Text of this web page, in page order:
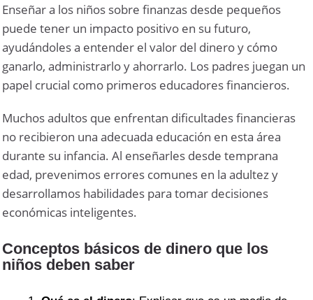
Enseñar a los niños sobre finanzas desde pequeños
puede tener un impacto positivo en su futuro,
ayudándoles a entender el valor del dinero y cómo
ganarlo, administrarlo y ahorrarlo. Los padres juegan un
papel crucial como primeros educadores financieros.
Muchos adultos que enfrentan dificultades financieras
no recibieron una adecuada educación en esta área
durante su infancia. Al enseñarles desde temprana
edad, prevenimos errores comunes en la adultez y
desarrollamos habilidades para tomar decisiones
económicas inteligentes.
Conceptos básicos de dinero que los
niños deben saber